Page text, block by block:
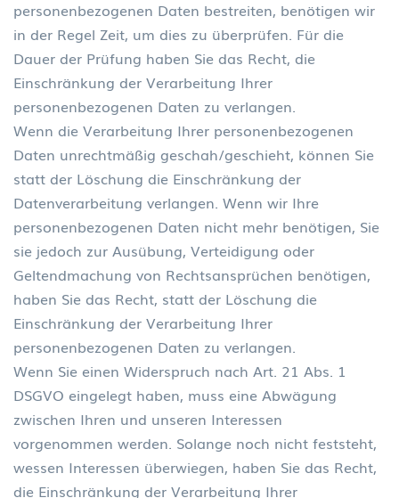
personenbezogenen Daten bestreiten, benötigen wir
in der Regel Zeit, um dies zu überprüfen. Für die
Dauer der Prüfung haben Sie das Recht, die
Einschränkung der Verarbeitung Ihrer
personenbezogenen Daten zu verlangen.
Wenn die Verarbeitung Ihrer personenbezogenen
Daten unrechtmäßig geschah/geschieht, können Sie
statt der Löschung die Einschränkung der
Datenverarbeitung verlangen. Wenn wir Ihre
personenbezogenen Daten nicht mehr benötigen, Sie
sie jedoch zur Ausübung, Verteidigung oder
Geltendmachung von Rechtsansprüchen benötigen,
haben Sie das Recht, statt der Löschung die
Einschränkung der Verarbeitung Ihrer
personenbezogenen Daten zu verlangen.
Wenn Sie einen Widerspruch nach Art. 21 Abs. 1
DSGVO eingelegt haben, muss eine Abwägung
zwischen Ihren und unseren Interessen
vorgenommen werden. Solange noch nicht feststeht,
wessen Interessen überwiegen, haben Sie das Recht,
die Einschränkung der Verarbeitung Ihrer